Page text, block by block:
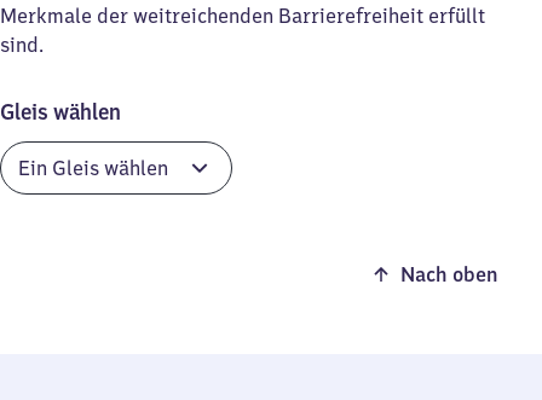
Merkmale der weitreichenden Barrierefreiheit erfüllt
sind.
Gleis wählen
Nach oben